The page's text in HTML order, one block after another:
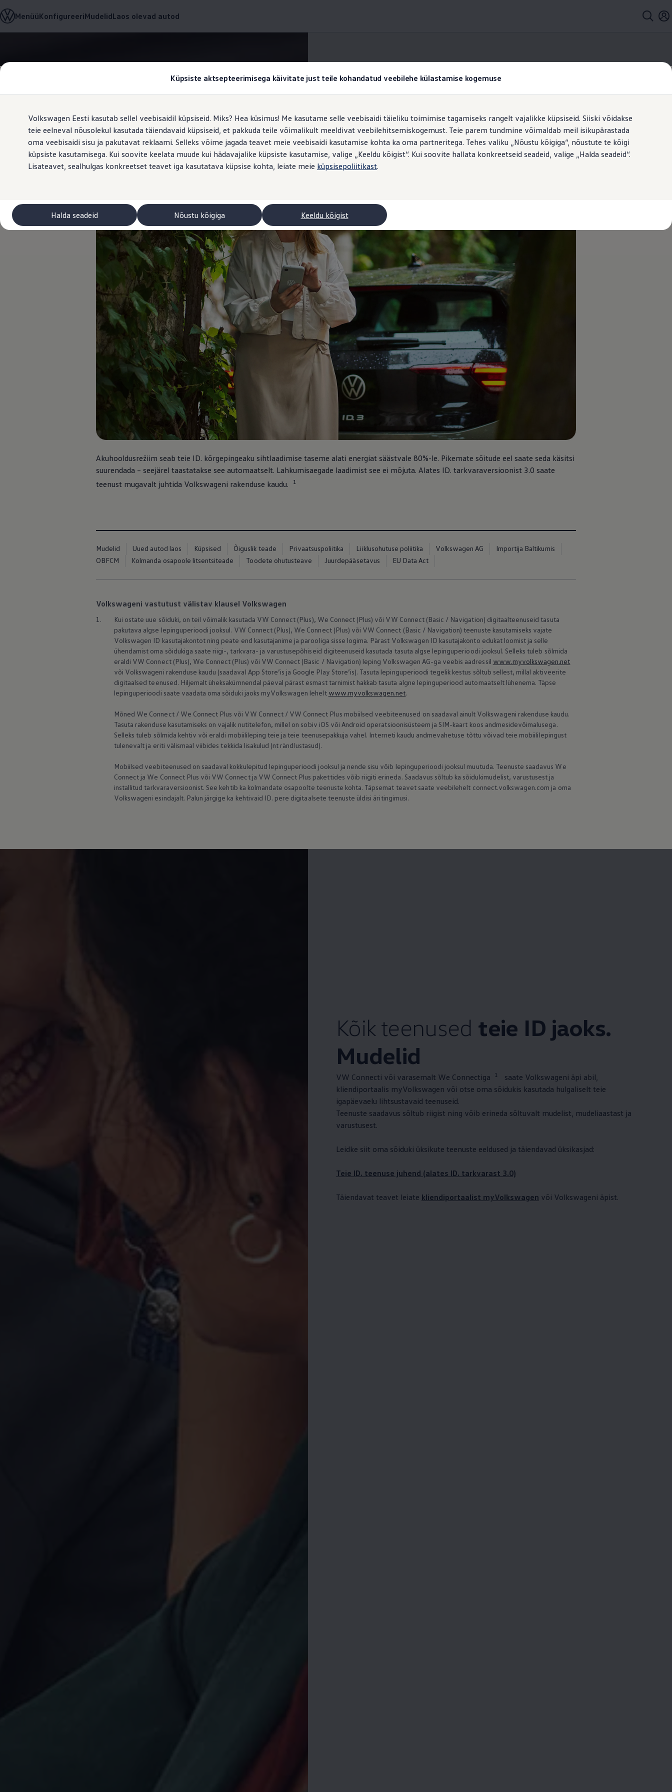
Küpsiste aktsepteerimisega käivitate just teile kohandatud veebilehe külastamise kogemuse
Volkswagen Eesti kasutab sellel veebisaidil küpsiseid. Miks? Hea küsimus! Me kasutame selle veebisaidi täieliku toimimise tagamiseks rangelt vajalikke küpsiseid. Siiski võidakse
teie eelneval nõusolekul kasutada täiendavaid küpsiseid, et pakkuda teile võimalikult meeldivat veebilehitsemiskogemust. Teie parem tundmine võimaldab meil isikupärastada
oma veebisaidi sisu ja pakutavat reklaami. Selleks võime jagada teavet meie veebisaidi kasutamise kohta ka oma partneritega. Tehes valiku „Nõustu kõigiga“, nõustute te kõigi
küpsiste kasutamisega. Kui soovite keelata muude kui hädavajalike küpsiste kasutamise, valige „Keeldu kõigist“. Kui soovite hallata konkreetseid seadeid, valige „Halda seadeid“.
Lisateavet, sealhulgas konkreetset teavet iga kasutatava küpsise kohta, leiate meie küpsisepoliitikast.
Nõustu kõigiga Keeldu kõigist
Halda seadeid
põhisisu
jaluse
MenüüKonfigureeriMudelidLaos olevad autod
Valige oma Volkswagen
Mudelid ja konfiguraator
Uus ID. Cross
Autovahetus
Liising
Tasuta registreerimistasu sinu uuele Volkswagenile!
Tiguani pistikhübriid
Elektriautod ja hübriidautod
Pistikhübriid
Golf eHybrid
Touareg eHybrid
Ära iial ütle iial
ID. teadmised
Laadimine ja sõiduulatus
Tehnoloogia ja arendus
Üleminek e-mobiilsusele
Elektrisõidukid töökojas: lõpp õlivahetustele
Elektriautode tarneajad
Kõik teenused
VW Connect teie ID. jaoks.
Volkswageni eelised
Mootoriõli ja töövedelikud
Veljed ja rehvid
Avarii- ja rikkeabi
Volkswageni teenindus
Ringlussevõtt ja tagastamine
Tagasikutsumiskampaaniad
Takata turvapadja ohutusalane tagasikutsumine
Kõik teenused teie ID jaoks.
Mudelid
VW Connecti või varasemalt We Connectiga 1
saate Volkswageni äpi abil,
kliendiportaalis myVolkswagen või otse oma sõidukis kasutada hulgaliselt teie
igapäevaelu lihtsustavaid teenuseid.
Teenuste saadavus sõltub riigist ning võib erineda sõltuvalt mudelist, mudeliaastast ja
varustusest.
Leidke siit oma sõiduki üksikute teenuste eeldused ja täiendavad üksikasjad:
Teie ID. teenuse juhend (alates ID. tarkvarast 3.0)
Täiendavat teavet leiate kliendiportaalist myVolkswagen või Volkswageni äpist.
Battery Care Mode
Optimeerige oma kõrgepingeaku eluiga
Akuhooldusrežiim seab teie ID. kõrgepingeaku sihtlaadimise taseme alati energiat säästvale 80%-le. Pikemate sõitude eel saate seda käsitsi
suurendada – seejärel taastatakse see automaatselt. Lahkumisaegade laadimist see ei mõjuta. Alates ID. tarkvaraversioonist 3.0 saate
teenust mugavalt juhtida Volkswageni rakenduse kaudu.
1
Mudelid Uued autod laos Küpsised Õiguslik teade Privaatsuspoliitika Liiklusohutuse poliitika Volkswagen AG
Importija Baltikumis
OBFCM
Kolmanda osapoole litsentsiteade Toodete ohutusteave Juurdepääsetavus EU Data Act
Volkswageni vastutust välistav klausel Volkswagen
1.
Kui ostate uue sõiduki, on teil võimalik kasutada VW Connect (Plus), We Connect (Plus) või VW Connect (Basic / Navigation) digitaalteenuseid tasuta
pakutava algse lepinguperioodi jooksul. VW Connect (Plus), We Connect (Plus) või VW Connect (Basic / Navigation) teenuste kasutamiseks vajate
Volkswagen ID kasutajakontot ning peate end kasutajanime ja parooliga sisse logima. Pärast Volkswagen ID kasutajakonto edukat loomist ja selle
ühendamist oma sõidukiga saate riigi-, tarkvara- ja varustusepõhiseid digiteenuseid kasutada tasuta algse lepinguperioodi jooksul. Selleks tuleb sõlmida
eraldi VW Connect (Plus), We Connect (Plus) või VW Connect (Basic / Navigation) leping Volkswagen AG-ga veebis aadressil www.myvolkswagen.net
või Volkswageni rakenduse kaudu (saadaval App Store’is ja Google Play Store’is). Tasuta lepinguperioodi tegelik kestus sõltub sellest, millal aktiveerite
digitaalsed teenused. Hiljemalt üheksakümnendal päeval pärast esmast tarnimist hakkab tasuta algne lepinguperiood automaatselt lühenema. Täpse
lepinguperioodi saate vaadata oma sõiduki jaoks myVolkswagen lehelt www.myvolkswagen.net.
Mõned We Connect / We Connect Plus või VW Connect / VW Connect Plus mobiilsed veebiteenused on saadaval ainult Volkswageni rakenduse kaudu.
Tasuta rakenduse kasutamiseks on vajalik nutitelefon, millel on sobiv iOS või Android operatsioonisüsteem ja SIM-kaart koos andmesidevõimalusega.
Selleks tuleb sõlmida kehtiv või eraldi mobiilileping teie ja teie teenusepakkuja vahel. Interneti kaudu andmevahetuse tõttu võivad teie mobiililepingust
tulenevalt ja eriti välismaal viibides tekkida lisakulud (nt rändlustasud).
Mobiilsed veebiteenused on saadaval kokkulepitud lepinguperioodi jooksul ja nende sisu võib lepinguperioodi jooksul muutuda. Teenuste saadavus We
Connect ja We Connect Plus või VW Connect ja VW Connect Plus pakettides võib riigiti erineda. Saadavus sõltub ka sõidukimudelist, varustusest ja
installitud tarkvaraversioonist. See kehtib ka kolmandate osapoolte teenuste kohta. Täpsemat teavet saate veebilehelt connect.volkswagen.com ja oma
Volkswageni esindajalt. Palun järgige ka kehtivaid ID. pere digitaalsete teenuste üldisi äritingimusi.